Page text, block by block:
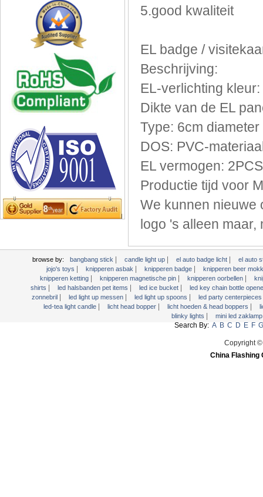
LED knippert Balls
LED knippert Clapper
LED knippert cup
LED knippert Dice
LED knippert zonnebril
LED Light Up Messen
LED Light Up Spoons
LED Party Centerpieces
LED Shower Shave Mirror
LED-bord schrijven
LED-borden
LED-Coaster
LED-Drink Stirrers
LED-Tea Light Candle
Licht Head Bopper
licht Wands
Light Up dienbladen
Light Up Pennen
Light Up Swizzle
5.good kwaliteit
EL badge /
Beschrijving:
EL-verlichting kleur:
Dikte van de EL
Type: 6cm diameter
DOS: PVC-
EL vermogen: 2PCS
Productie tijd voor
We kunnen nieuwe
logo 's alleen maar,
browse by: bangbang stick candle light up el auto badge licht
el auto
jojo's toys
knipperen asbak knipperen badge
knipperen beer
knipperen ketting
knipperen magnetische pin knipperen oorbellen
shirts
led halsbanden pet items led ice bucket
led key chain bottle
zonnebril
led light up messen led light up spoons
led party
led-tea light candle
licht head bopper licht hoeden & head boppers
blinky lights
mini led
Search By: A B C D E F G
Copyright
China Flashing